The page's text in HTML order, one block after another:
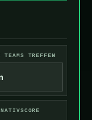
TEAMS TREFFEN